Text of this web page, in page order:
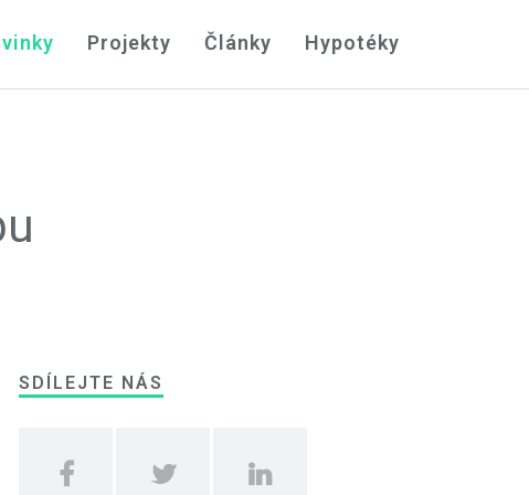
Projekty Články Hypotéky
SDÍLEJTE NÁS